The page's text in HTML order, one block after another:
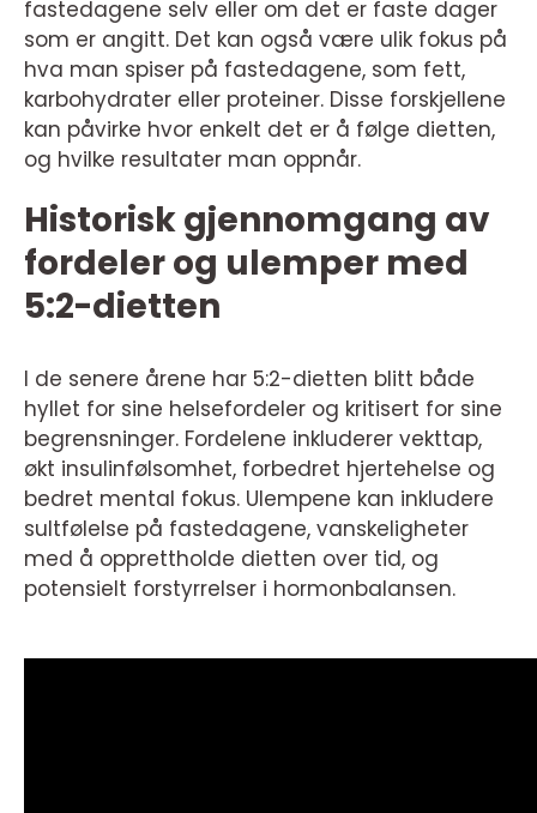
fastedagene selv eller om det er faste dager
som er angitt. Det kan også være ulik fokus på
hva man spiser på fastedagene, som fett,
karbohydrater eller proteiner. Disse forskjellene
kan påvirke hvor enkelt det er å følge dietten,
og hvilke resultater man oppnår.
Historisk gjennomgang av
fordeler og ulemper med
5:2-dietten
I de senere årene har 5:2-dietten blitt både
hyllet for sine helsefordeler og kritisert for sine
begrensninger. Fordelene inkluderer vekttap,
økt insulinfølsomhet, forbedret hjertehelse og
bedret mental fokus. Ulempene kan inkludere
sultfølelse på fastedagene, vanskeligheter
med å opprettholde dietten over tid, og
potensielt forstyrrelser i hormonbalansen.